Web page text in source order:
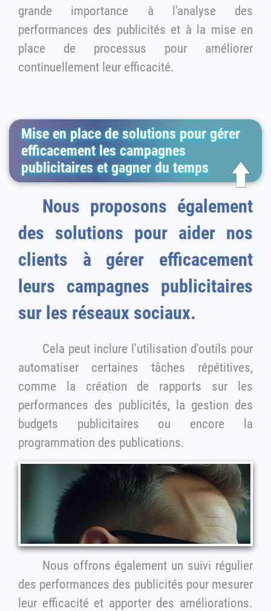
grande importance à l'analyse des
performances des publicités et à la mise en
place de processus pour améliorer
continuellement leur efficacité.
Mise en place de solutions pour gérer
efficacement les campagnes
publicitaires et gagner du temps
Nous proposons également
des solutions pour aider nos
clients à gérer efficacement
leurs campagnes publicitaires
sur les réseaux sociaux.
Cela peut inclure l'utilisation d'outils pour
automatiser certaines tâches répétitives,
comme la création de rapports sur les
performances des publicités, la gestion des
budgets publicitaires ou encore la
programmation des publications.
Nous offrons également un suivi régulier
des performances des publicités pour mesurer
leur efficacité et apporter des améliorations.